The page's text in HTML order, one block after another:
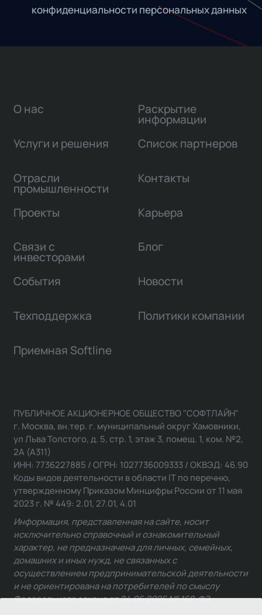
конфиденциальности персональных данных
О нас
Услуги и решения
Отрасли
промышленности
Проекты
Связи с
инвесторами
Раскрытие
информации
Список партнеров
Контакты
Карьера
Блог
События Новости
Техподдержка Политики компании
Приемная Softline
ПУБЛИЧНОЕ АКЦИОНЕРНОЕ ОБЩЕСТВО "СОФТЛАЙН"
г. Москва, вн.тер. г. муниципальный округ Хамовники,
ул Льва Толстого, д. 5, стр. 1, этаж 3, помещ. 1, ком. №2,
2А (А311)
ИНН: 7736227885 / ОГРН: 1027736009333 / ОКВЭД: 46.90
Коды видов деятельности в области IT по перечню,
утвержденному Приказом Минцифры России от 11 мая
2023 г. № 449: 2.01, 27.01, 4.01
Информация, представленная на сайте, носит
исключительно справочный и ознакомительный
характер, не предназначена для личных, семейных,
домашних и иных нужд, не связанных с
осуществлением предпринимательской деятельности
и не ориентирована на потребителей по смыслу
Федерального закона от 24.06.2025 № 168-ФЗ.